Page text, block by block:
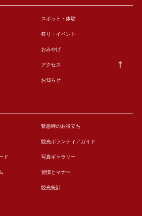
スポット・体験
祭り・イベント
おみやげ
アクセス
お知らせ
緊急時のお役立ち
観光ボランティアガイド
ド 写真ギャラリー
習慣とマナー
観光統計